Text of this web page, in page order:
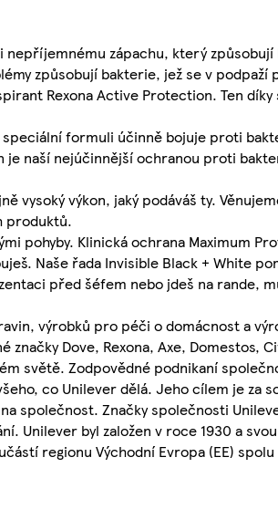
zápachu, který
způsobují bakterie, jež se v podpaží
Rexona Active Protection. Ten
formuli účinně bojuje proti
naší nejúčinnější ochranou proti
vysoký výkon, jaký podáváš ty.
produktů.
pohyby. Klinická ochrana Maximum
Naše řada Invisible Black + White
před šéfem nebo jdeš na rande,
výrobků pro péči o domácnost a
Dove, Rexona, Axe, Domestos,
světě. Zodpovědné podnikaní
co Unilever dělá. Jeho cílem je za
společnost. Značky společnosti
Unilever byl založen v roce 1930 a
regionu Východní Evropa (EE)